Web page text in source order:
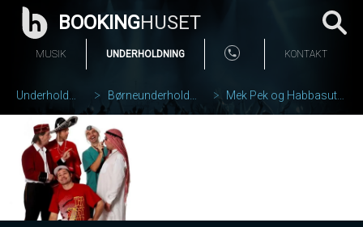
BOOKINGHUSET
MUSIK UNDERHOLDNING KONTAKT
Mek Pek og Habbasutterne